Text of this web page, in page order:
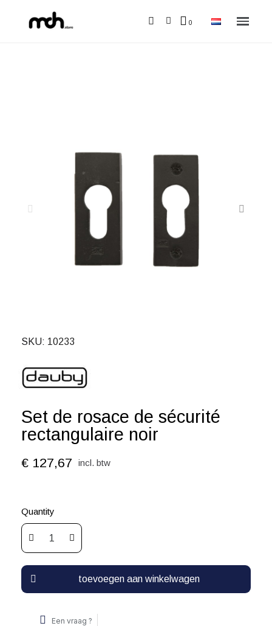
SKU 10233
Set de rosace de sécurité
rectangulaire noir
€ 127,67 incl. btw
Quantity
toevoegen aan winkelwagen
Een vraag ?